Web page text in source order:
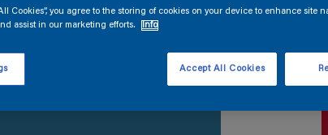
Cookies”, you agree to the storing of cookies on your device to enhance site
assist in our marketing efforts.
Info
Accept All Cookies